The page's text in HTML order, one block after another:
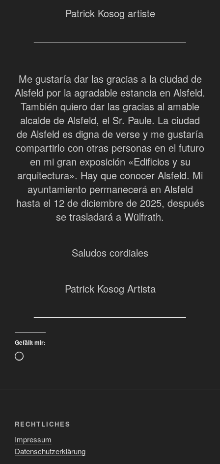
Patrick Kosog artiste
Me gustaría dar las gracias a la ciudad de
Alsfeld por la agradable estancia en Alsfeld.
También quiero dar las gracias al amable
alcalde de Alsfeld, el Sr. Paule. La ciudad
de Alsfeld es digna de verse y me gustaría
compartirlo con otras personas en el futuro
en mi gran exposición «Edificios y su
arquitectura». Hay que conocer Alsfeld. Mi
ayuntamiento permanecerá en Alsfeld
hasta el 12 de diciembre de 2025, después
se trasladará a Wülfrath.
Saludos cordiales
Patrick Kosog Artista
Gefällt mir:
Wird
RECHTLICHES
Impressum
Datenschutzerklärung